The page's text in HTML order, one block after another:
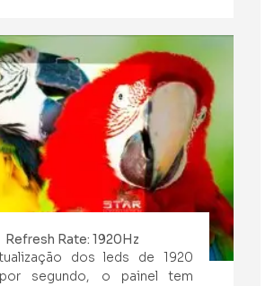
Refresh Rate: 1920Hz
dos leds de 1920
segundo, o painel tem